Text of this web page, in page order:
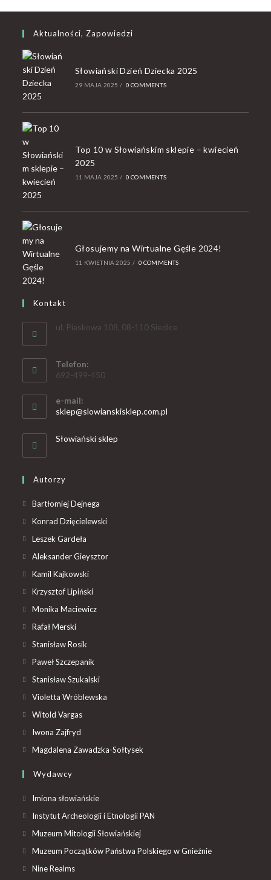
Aktualności, Zapowiedzi
Słowiański Dzień Dziecka 2025
29 MAJA 2025 / 0 COMMENTS
Top 10 w Słowiańskim sklepie – kwiecień
2025
11 MAJA 2025 / 0 COMMENTS
Głosujemy na Wirtualne Gęśle 2024!
11 KWIETNIA 2025 / 0 COMMENTS
Kontakt
ul. Piaskowa 108, 08-110 Siedlce
Telefon:
692-499-450
e-mail:
sklep@slowianskisklep.com.pl
Słowiański sklep
Autorzy
Bartłomiej Dejnega
Konrad Dzięcielewski
Leszek Gardeła
Aleksander Gieysztor
Kamil Kajkowski
Krzysztof Lipiński
Monika Maciewicz
Rafał Merski
Stanisław Rosik
Paweł Szczepanik
Stanisław Szukalski
Violetta Wróblewska
Witold Vargas
Iwona Zajfryd
Magdalena Zawadzka-Sołtysek
Wydawcy
Imiona słowiańskie
Instytut Archeologii i Etnologii PAN
Muzeum Mitologii Słowiańskiej
Muzeum Początków Państwa Polskiego w Gnieźnie
Nine Realms